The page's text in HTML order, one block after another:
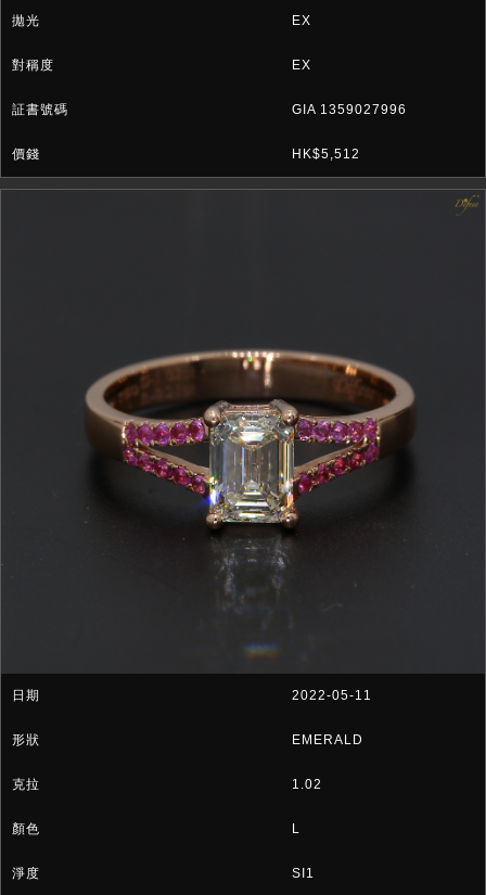
EX
EX
GIA 1359027996
HK$5,512
2022-05-11
EMERALD
1.02
L
SI1